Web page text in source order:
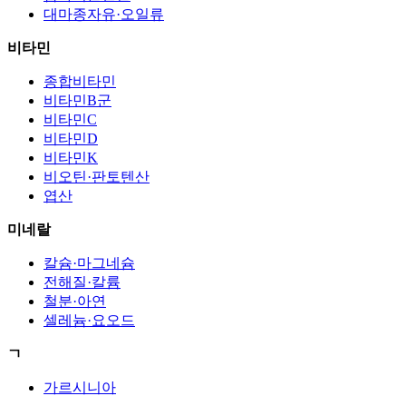
대마종자유·오일류
비타민
종합비타민
비타민B군
비타민C
비타민D
비타민K
비오틴·판토텐산
엽산
미네랄
칼슘·마그네슘
전해질·칼륨
철분·아연
셀레늄·요오드
ㄱ
가르시니아